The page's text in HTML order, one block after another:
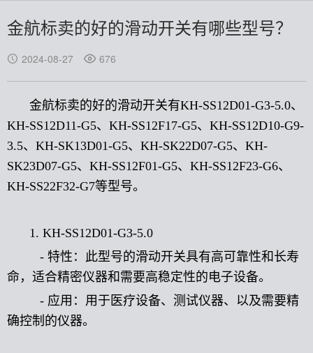
金航标卖的好的滑动开关有哪些型号？
2024-08-27 676
金航标卖的好的滑动开关有KH-SS12D01-G3-5.0、
KH-SS12D11-G5、KH-SS12F17-G5、KH-SS12D10-G9-
3.5、KH-SK13D01-G5、KH-SK22D07-G5、KH-
SK23D07-G5、KH-SS12F01-G5、KH-SS12F23-G6、
KH-SS22F32-G7等型号。
1. KH-SS12D01-G3-5.0
- 特性：此型号的滑动开关具有高可靠性和长寿
命，适合精密仪器和需要高稳定性的电子设备。
- 应用：用于医疗设备、测试仪器、以及需要精
确控制的仪器。